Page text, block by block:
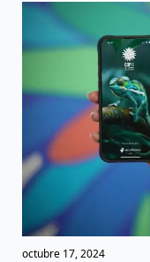
octubre 17, 2024